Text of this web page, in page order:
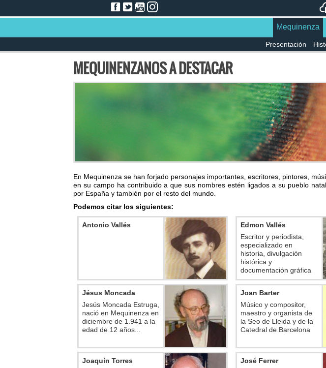
Mequinenza
Presentación
MEQUINENZANOS A DESTACAR
En Mequinenza se han forjado personajes importantes, escritores, pintores,
en su campo ha contribuido a que sus nombres estén ligados a su pueblo
por España y también por el resto del mundo.
Podemos citar los siguientes:
Antonio Vallés
Edmon Vallés
Escritor y periodista,
especializado en
historia, divulgación
histórica y
documentación gráfica
Jésus Moncada
Jesús Moncada Estruga,
nació en Mequinenza en
diciembre de 1.941 a la
edad de 12 años...
Joan Barter
Músico y compositor,
maestro y organista de
la Seo de Lleida y de la
Catedral de Barcelona
Joaquín Torres
José Ferrer